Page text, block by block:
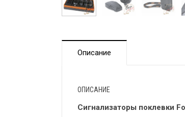
Описание
ОПИСАНИЕ
Сигнализаторы поклевки